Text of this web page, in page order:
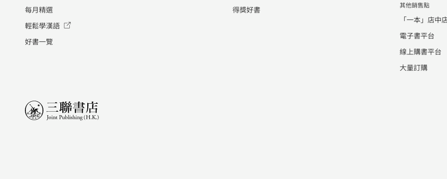
每月精選
輕鬆學漢語
好書一覽
得獎好書
其他銷售點
「一本」店中
電子書平台
線上購書平台
大量訂購